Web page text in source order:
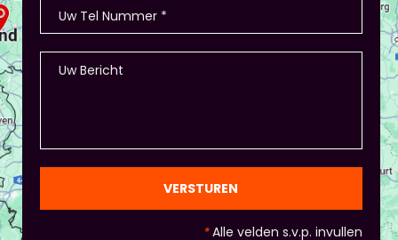
VERSTUREN
*Alle velden s.v.p. invullen